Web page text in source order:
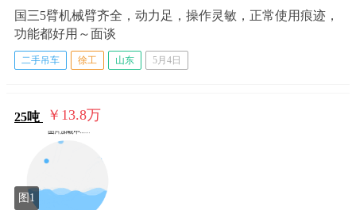
国三5臂机械臂齐全，动力足，操作灵敏，正常使用痕迹，
功能都好用～面谈
二手吊车 徐工 山东 5月4日
25吨 ￥13.8万
图1